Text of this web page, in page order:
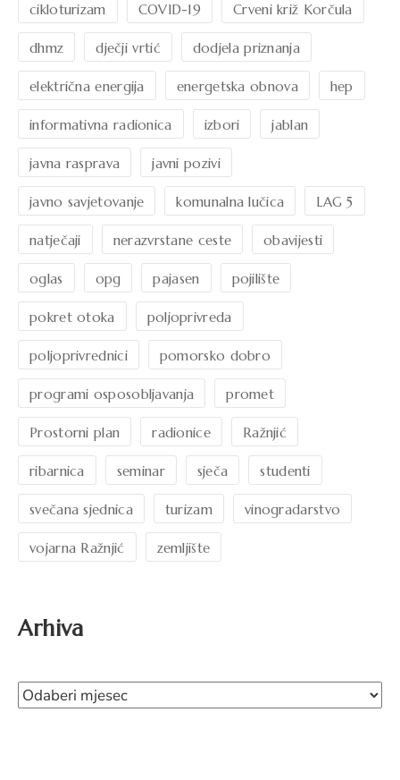
cikloturizam COVID-19 Crveni križ Korčula
dhmz dječji vrtić dodjela priznanja
električna energija energetska obnova hep
informativna radionica izbori jablan
javna rasprava javni pozivi
javno savjetovanje komunalna lučica LAG 5
natječaji nerazvrstane ceste obavijesti
oglas opg pajasen pojilište
pokret otoka poljoprivreda
poljoprivrednici pomorsko dobro
programi osposobljavanja promet
Prostorni plan radionice Ražnjić
ribarnica seminar sječa studenti
svečana sjednica turizam vinogradarstvo
vojarna Ražnjić zemljište
Arhiva